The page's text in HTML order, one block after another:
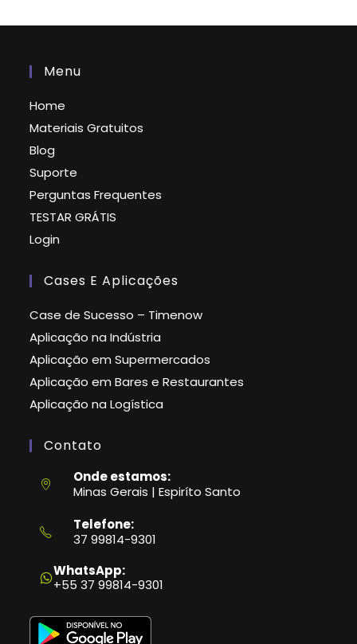
Menu
Home
Materiais Gratuitos
Blog
Suporte
Perguntas Frequentes
TESTAR GRÁTIS
Login
Cases E Aplicações
Case de Sucesso – Timenow
Aplicação na Indústria
Aplicação em Supermercados
Aplicação em Bares e Restaurantes
Aplicação na Logística
Contato
Onde estamos:
Minas Gerais | Espiríto Santo
Telefone:
37 99814-9301
em
seu
aplicativo
WhatsApp:
+55 37 99814-9301